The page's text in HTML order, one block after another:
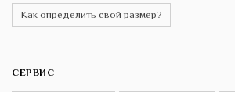
Как определить свой размер?
СЕРВИС